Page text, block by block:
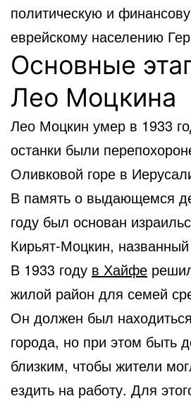
политическую и
еврейскому населению
Основные
Лео Моцкина
Лео Моцкин умер в 1933
останки были
Оливковой горе в
В память о выдающемся
году был основан
Кирьят-Моцкин, названный
В 1933 году в Хайфе
жилой район для семей
Он должен был
города, но при этом быть
близким, чтобы жители
ездить на работу. Для